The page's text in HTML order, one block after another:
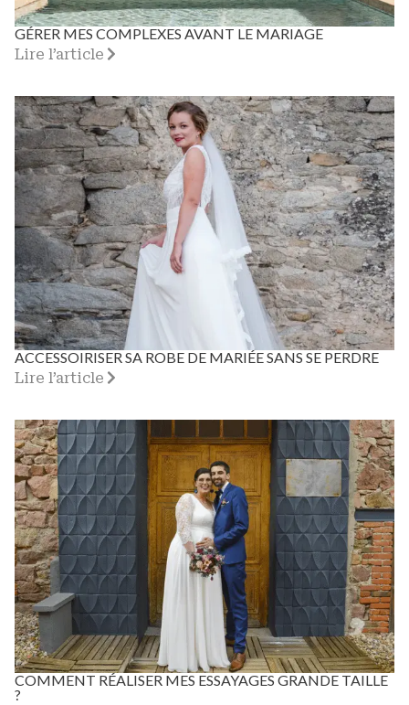
GÉRER MES COMPLEXES AVANT LE MARIAGE
Lire l’article
ACCESSOIRISER SA ROBE DE MARIÉE SANS SE PERDRE
Lire l’article
COMMENT RÉALISER MES ESSAYAGES GRANDE TAILLE
?